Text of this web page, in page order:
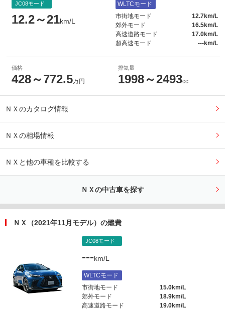
JC08モード
12.2～21km/L
WLTCモード
市街地モード
12.7km/L
郊外モード
16.5km/L
高速道路モード
17.0km/L
超高速モード
---km/L
価格
428～772.5万円
排気量
1998～2493cc
ＮＸのカタログ情報
ＮＸの相場情報
ＮＸと他の車種を比較する
ＮＸの中古車を探す
ＮＸ（2021年11月モデル）の燃費
JC08モード
---km/L
WLTCモード
市街地モード
15.0km/L
郊外モード
18.9km/L
高速道路モード
19.0km/L